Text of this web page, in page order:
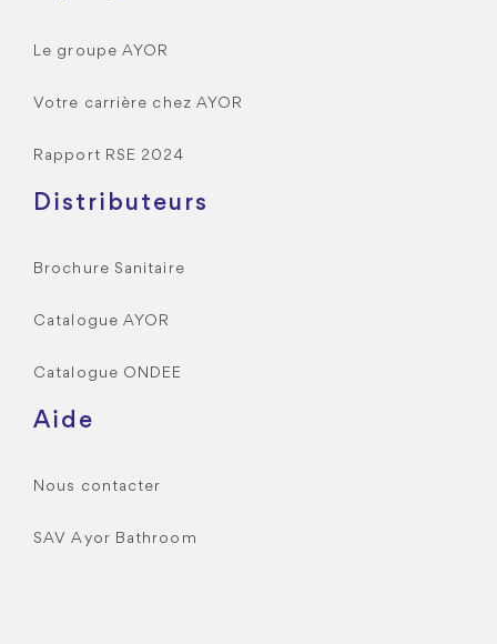
Le groupe AYOR
Votre carrière chez AYOR
Rapport RSE 2024
Distributeurs
Brochure Sanitaire
Catalogue AYOR
Catalogue ONDEE
Aide
Nous contacter
SAV Ayor Bathroom